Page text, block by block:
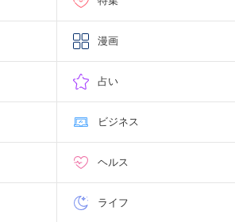
漫画
占い
ビジネス
ヘルス
ライフ